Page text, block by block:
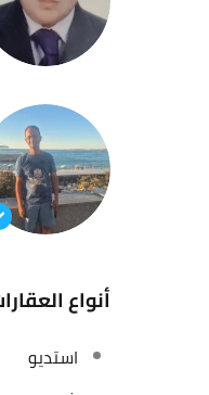
أنواع
استديو